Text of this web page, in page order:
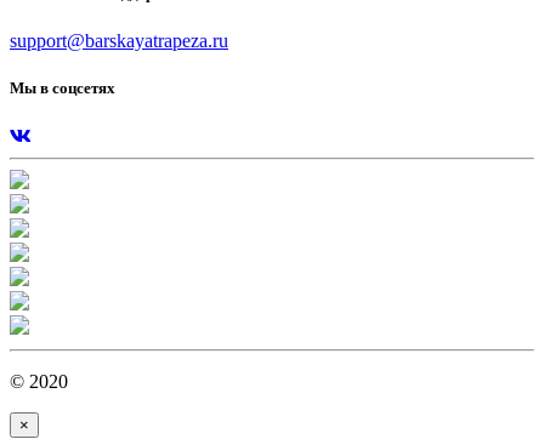
support@barskayatrapeza.ru
Мы в соцсетях
© 2020
×